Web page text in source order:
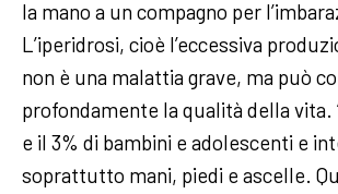
la mano a un compagno per
L’iperidrosi, cioè l’eccessiva
non è una malattia grave, ma può
profondamente la qualità della vita.
e il 3% di bambini e adolescenti e
soprattutto mani, piedi e ascelle.